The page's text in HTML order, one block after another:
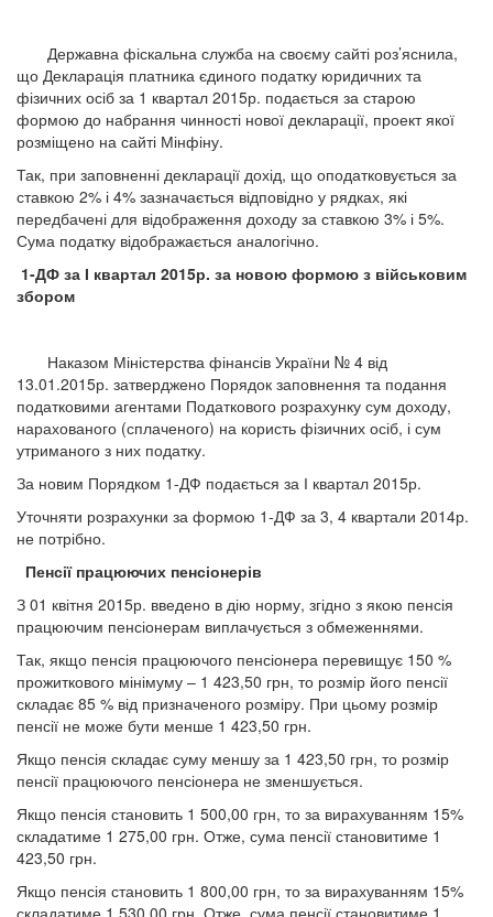
Державна фіскальна служба на своєму сайті роз’яснила,
що Декларація платника єдиного податку юридичних та
фізичних осіб за 1 квартал 2015р. подається за старою
формою до набрання чинності нової декларації, проект якої
розміщено на сайті Мінфіну.
Так, при заповненні декларації дохід, що оподатковується за
ставкою 2% і 4% зазначається відповідно у рядках, які
передбачені для відображення доходу за ставкою 3% і 5%.
Сума податку відображається аналогічно.
1-ДФ за І квартал 2015р. за новою формою з військовим
збором
Наказом Міністерства фінансів України № 4 від
13.01.2015р. затверджено Порядок заповнення та подання
податковими агентами Податкового розрахунку сум доходу,
нарахованого (сплаченого) на користь фізичних осіб, і сум
утриманого з них податку.
За новим Порядком 1-ДФ подається за І квартал 2015р.
Уточняти розрахунки за формою 1-ДФ за 3, 4 квартали 2014р.
не потрібно.
Пенсії працюючих пенсіонерів
З 01 квітня 2015р. введено в дію норму, згідно з якою пенсія
працюючим пенсіонерам виплачується з обмеженнями.
Так, якщо пенсія працюючого пенсіонера перевищує 150 %
прожиткового мінімуму – 1 423,50 грн, то розмір його пенсії
складає 85 % від призначеного розміру. При цьому розмір
пенсії не може бути менше 1 423,50 грн.
Якщо пенсія складає суму меншу за 1 423,50 грн, то розмір
пенсії працюючого пенсіонера не зменшується.
Якщо пенсія становить 1 500,00 грн, то за вирахуванням 15%
складатиме 1 275,00 грн. Отже, сума пенсії становитиме 1
423,50 грн.
Якщо пенсія становить 1 800,00 грн, то за вирахуванням 15%